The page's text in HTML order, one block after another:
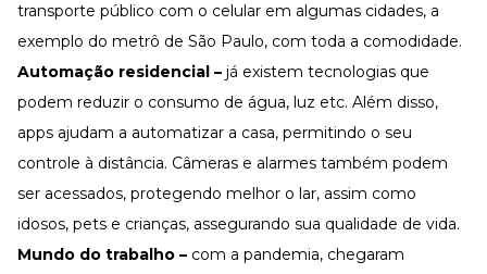
transporte público com o celular em algumas cidades, a
exemplo do metrô de São Paulo, com toda a comodidade.
Automação residencial – já existem tecnologias que
podem reduzir o consumo de água, luz etc. Além disso,
apps ajudam a automatizar a casa, permitindo o seu
controle à distância. Câmeras e alarmes também podem
ser acessados, protegendo melhor o lar, assim como
idosos, pets e crianças, assegurando sua qualidade de vida.
Mundo do trabalho – com a pandemia, chegaram